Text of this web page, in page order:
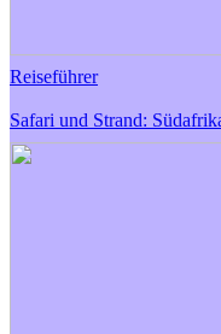
Reiseführer
Safari und Strand: